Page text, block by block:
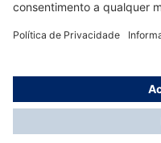
© Dräger Portugal,
* Todos os preços excl.
possíveis taxas de